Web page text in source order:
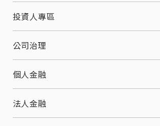
公司沿革
願景使命 經營理念
關係企業
投資人專區
財務資訊
月合併營收
每季財務報表
公司治理
公司治理架構
董事會
個人金融
汽車分期
法人金融